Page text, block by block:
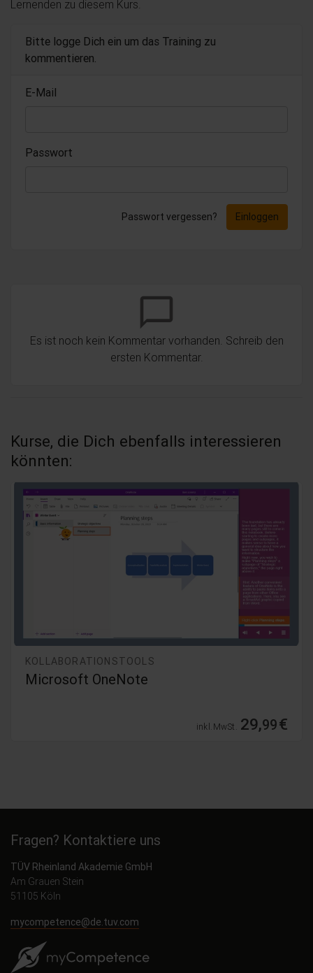
Lernenden zu diesem Kurs.
Bitte logge Dich ein um das Training zu
kommentieren.
E-Mail
Passwort
Passwort vergessen? Einloggen
chat_bubble_outline
Es ist noch kein Kommentar vorhanden. Schreib den
ersten Kommentar.
Kurse, die Dich ebenfalls interessieren
könnten:
KOLLABORATIONSTOOLS
Microsoft OneNote
inkl. MwSt. 29,99€
Fragen? Kontaktiere uns
TÜV Rheinland Akademie GmbH
Am Grauen Stein
51105 Köln
mycompetence@de.tuv.com